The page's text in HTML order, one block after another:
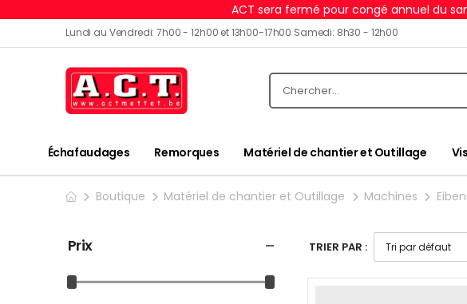
ACT sera fermé pour congé annuel du
Lundi au Vendredi: 7h00 - 12h00 et 13h00-17h00 Samedi: 8h30 - 12h00
Échafaudages Remorques Matériel de chantier et Outillage
Boutique Matériel de chantier et Outillage Machines
Prix TRIER PAR :